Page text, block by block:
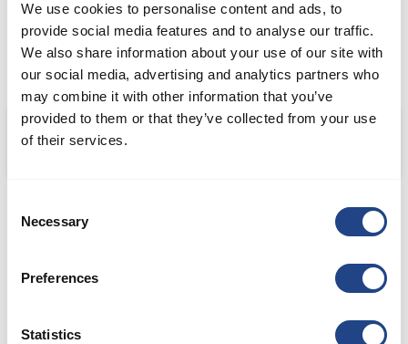
We use cookies to personalise content and ads, to
provide social media features and to analyse our traffic.
We also share information about your use of our site with
our social media, advertising and analytics partners who
may combine it with other information that you’ve
provided to them or that they’ve collected from your use
of their services.
Selection
Necessary
Preferences
Statistics
Producent af konfekture- og bageriingredienser